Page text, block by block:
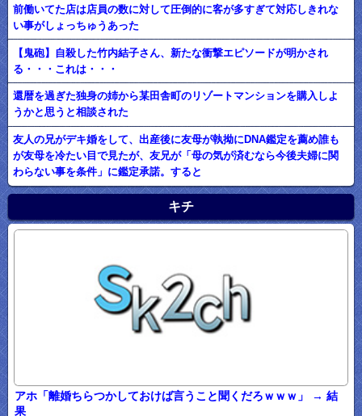
前働いてた店は店員の数に対して圧倒的に客が多すぎて対応しきれな
い事がしょっちゅうあった
【鬼砲】自殺した竹内結子さん、新たな衝撃エピソードが明かされ
る・・・これは・・・
還暦を過ぎた独身の姉から某田舎町のリゾートマンションを購入しよ
うかと思うと相談された
友人の兄がデキ婚をして、出産後に友母が執拗にDNA鑑定を薦め誰も
が友母を冷たい目で見たが、友兄が「母の気が済むなら今後夫婦に関
わらない事を条件」に鑑定承諾。すると
キチ
アホ「離婚ちらつかしておけば言うこと聞くだろｗｗｗ」 → 結
果